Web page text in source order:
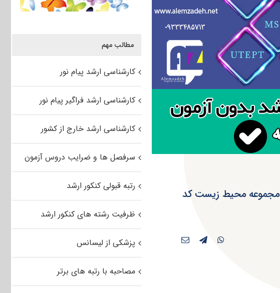
دانلود سوالات آزمون کارشناسی ارشد سراسری ۹۴ مجموعه محیط زیست کد
مطالب مهم
کارشناسی ارشد پیام نور
کارشناسی ارشد فراگیر پیام نور
کارشناسی ارشد خارج از کشور
سرفصل ها و ضرایب دروس آزمون
رتبه قبولی کنکور ارشد
ظرفیت رشته های کنکور ارشد
پزشکی از لیسانس
مصاحبه با رتبه های برتر